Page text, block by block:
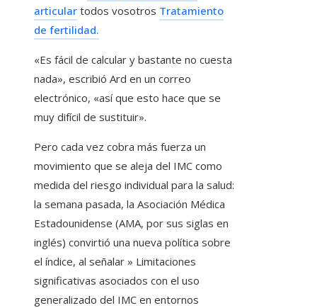
articular todos vosotros Tratamiento
de fertilidad.
«Es fácil de calcular y bastante no cuesta
nada», escribió Ard en un correo
electrónico, «así que esto hace que se
muy difícil de sustituir».
Pero cada vez cobra más fuerza un
movimiento que se aleja del IMC como
medida del riesgo individual para la salud:
la semana pasada, la Asociación Médica
Estadounidense (AMA, por sus siglas en
inglés) convirtió una nueva política sobre
el índice, al señalar » Limitaciones
significativas asociados con el uso
generalizado del IMC en entornos